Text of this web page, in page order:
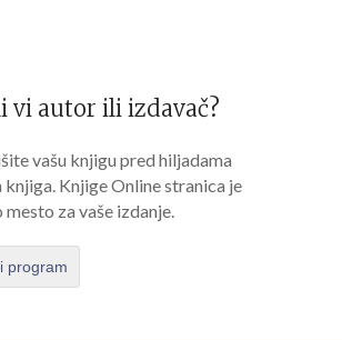
vi autor ili izdavač?
vašu knjigu pred hiljadama
Knjige Online stranica je
mesto za vaše izdanje.
program